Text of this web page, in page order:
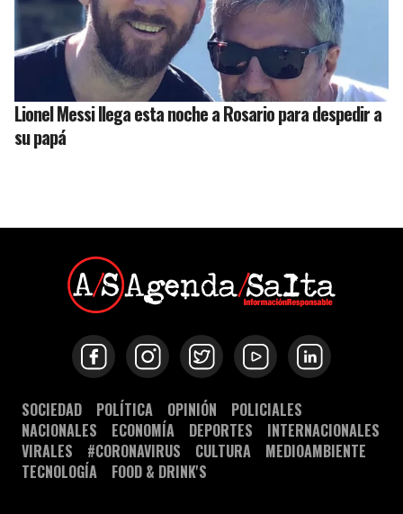
Lionel Messi llega esta noche a Rosario para despedir a
su papá
SOCIEDAD POLÍTICA OPINIÓN
POLICIALES
NACIONALES
ECONOMÍA DEPORTES
INTERNACIONALES
VIRALES
#CORONAVIRUS CULTURA
MEDIOAMBIENTE
TECNOLOGÍA
FOOD & DRINK'S